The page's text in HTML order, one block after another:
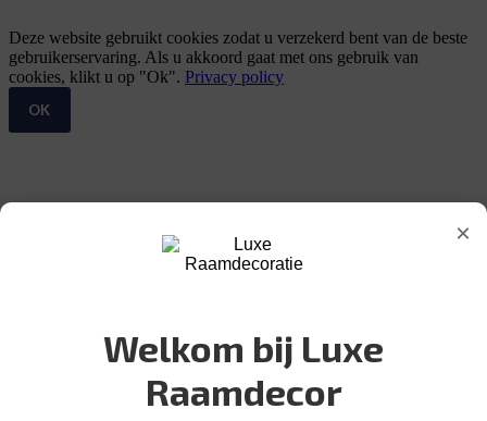
×
Welkom bij Luxe
Raamdecor
Deze website gebruikt cookies zodat u verzekerd bent van de beste
gebruikerservaring. Als u akkoord gaat met ons gebruik van
cookies, klikt u op "Ok". Privacy policy
OK